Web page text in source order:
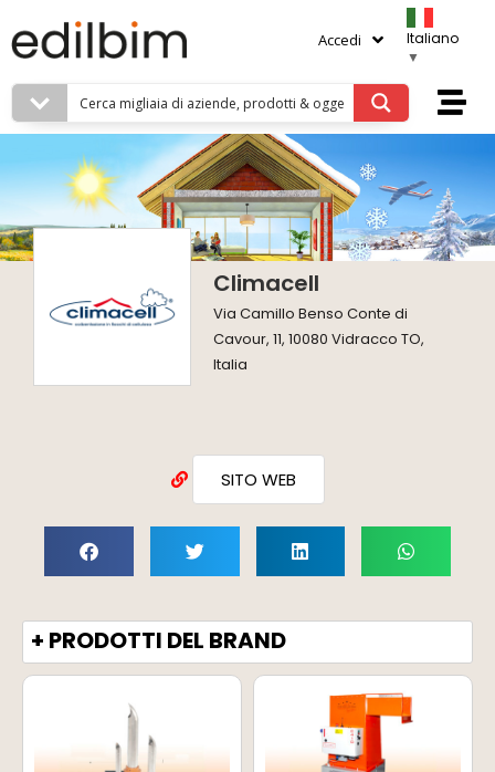
Accedi
Italiano
▼
Climacell
Via Camillo Benso Conte di
Cavour, 11, 10080 Vidracco TO,
Italia
SITO WEB
+ PRODOTTI DEL BRAND